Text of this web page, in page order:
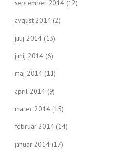
september 2014 (12)
avgust 2014 (2)
julij 2014 (13)
junij 2014 (6)
maj 2014 (11)
april 2014 (9)
marec 2014 (15)
februar 2014 (14)
januar 2014 (17)